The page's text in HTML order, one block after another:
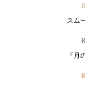
スム
『月